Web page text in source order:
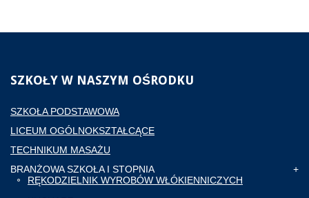
SZKOŁY W NASZYM OŚRODKU
SZKOŁA PODSTAWOWA
LICEUM OGÓLNOKSZTAŁCĄCE
TECHNIKUM MASAŻU
BRANŻOWA SZKOŁA I STOPNIA
RĘKODZIELNIK WYROBÓW WŁÓKIENNICZYCH